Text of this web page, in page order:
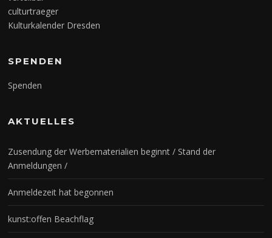
culturtraeger
Kulturkalender Dresden
SPENDEN
Spenden
AKTUELLES
Zusendung der Werbematerialien beginnt / Stand der
Anmeldungen /
Anmeldezeit hat begonnen
kunst:offen Beachflag